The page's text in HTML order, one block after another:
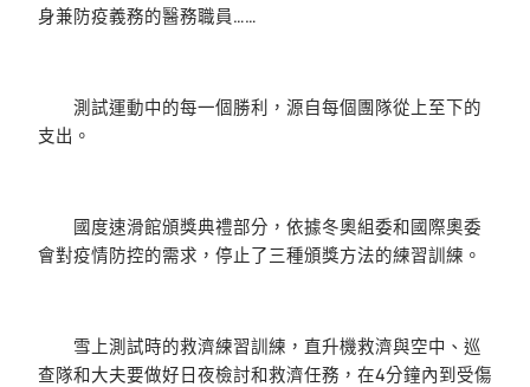
身兼防疫義務的醫務職員……
測試運動中的每一個勝利，源自每個團隊從上至下的
支出。
國度速滑館頒獎典禮部分，依據冬奧組委和國際奧委
會對疫情防控的需求，停止了三種頒獎方法的練習訓練。
雪上測試時的救濟練習訓練，直升機救濟與空中、巡
查隊和大夫要做好日夜檢討和救濟任務，在4分鐘內到受傷